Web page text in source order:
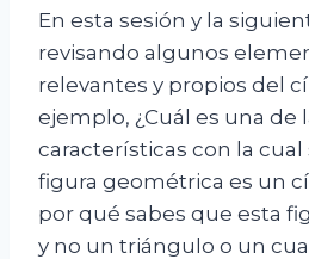
En esta sesión y la
revisando algunos
relevantes y propios del
ejemplo, ¿Cuál es una de
características con la cual
figura geométrica es un
por qué sabes que esta
y no un triángulo o un